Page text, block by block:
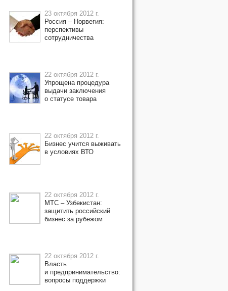
23 октября 2012 г.
Россия – Норвегия:
перспективы
сотрудничества
22 октября 2012 г.
Упрощена процедура
выдачи заключения
о статусе товара
22 октября 2012 г.
Бизнес учится выживать
в условиях ВТО
22 октября 2012 г.
МТС – Узбекистан:
защитить российский
бизнес за рубежом
22 октября 2012 г.
Власть
и предпринимательство:
вопросы поддержки